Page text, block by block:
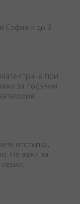
София и до 3
страна при
за поръчки
отстъпка,
Не важи за